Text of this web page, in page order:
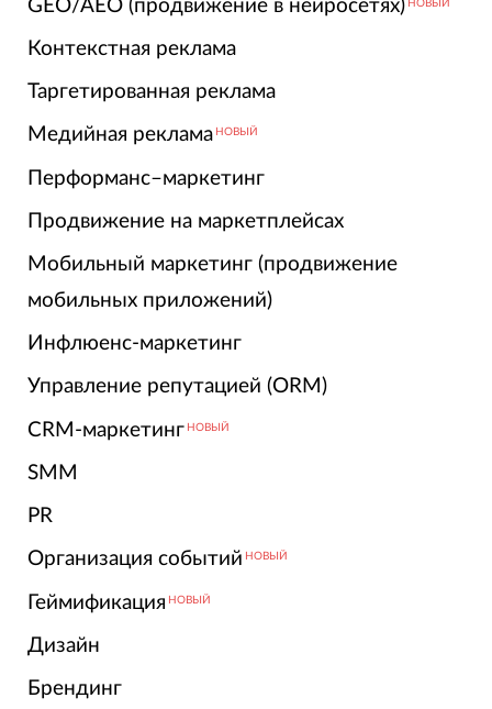
GEO/AEO (продвижение в нейросетях) НОВЫЙ
Контекстная реклама
Таргетированная реклама
Медийная реклама НОВЫЙ
Перформанс–маркетинг
Продвижение на маркетплейсах
Мобильный маркетинг (продвижение
мобильных приложений)
Инфлюенс-маркетинг
Управление репутацией (ORM)
CRM-маркетинг НОВЫЙ
SMM
PR
Организация событий НОВЫЙ
Геймификация НОВЫЙ
Дизайн
Брендинг